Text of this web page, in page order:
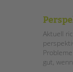
Aktuell
gut,